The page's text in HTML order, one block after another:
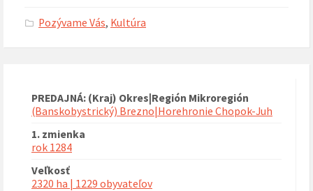
Pozývame Vás, Kultúra
PREDAJNÁ: (Kraj) Okres|Región Mikroregión
(Banskobystrický) Brezno|Horehronie Chopok-Juh
1. zmienka
rok 1284
Veľkosť
2320 ha | 1229 obyvateľov